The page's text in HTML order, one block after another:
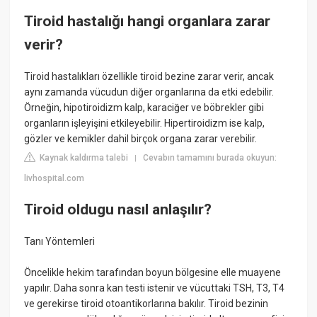
Tiroid hastalığı hangi organlara zarar
verir?
Tiroid hastalıkları özellikle tiroid bezine zarar verir, ancak
aynı zamanda vücudun diğer organlarına da etki edebilir.
Örneğin, hipotiroidizm kalp, karaciğer ve böbrekler gibi
organların işleyişini etkileyebilir. Hipertiroidizm ise kalp,
gözler ve kemikler dahil birçok organa zarar verebilir.
Kaynak kaldırma talebi |Cevabın tamamını burada okuyun:
livhospital.com
Tiroid oldugu nasıl anlaşılır?
Tanı Yöntemleri
Öncelikle hekim tarafından boyun bölgesine elle muayene
yapılır. Daha sonra kan testi istenir ve vücuttaki TSH, T3, T4
ve gerekirse tiroid otoantikorlarına bakılır. Tiroid bezinin